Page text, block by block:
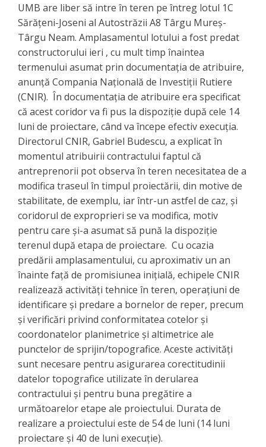
UMB are liber să intre în teren pe întreg lotul 1C
Sărățeni-Joseni al Autostrăzii A8 Târgu Mureș-
Târgu Neam. Amplasamentul lotului a fost predat
constructorului ieri , cu mult timp înaintea
termenului asumat prin documentația de atribuire,
anunță Compania Națională de Investiții Rutiere
(CNIR). În documentația de atribuire era specificat
că acest coridor va fi pus la dispoziție după cele 14
luni de proiectare, când va începe efectiv execuția.
Directorul CNIR, Gabriel Budescu, a explicat în
momentul atribuirii contractului faptul că
antreprenorii pot observa în teren necesitatea de a
modifica traseul în timpul proiectării, din motive de
stabilitate, de exemplu, iar într-un astfel de caz, și
coridorul de exproprieri se va modifica, motiv
pentru care și-a asumat să pună la dispoziție
terenul după etapa de proiectare. Cu ocazia
predării amplasamentului, cu aproximativ un an
înainte față de promisiunea inițială, echipele CNIR
realizează activități tehnice în teren, operațiuni de
identificare și predare a bornelor de reper, precum
și verificări privind conformitatea cotelor și
coordonatelor planimetrice și altimetrice ale
punctelor de sprijin/topografice. Aceste activități
sunt necesare pentru asigurarea corectitudinii
datelor topografice utilizate în derularea
contractului și pentru buna pregătire a
următoarelor etape ale proiectului. Durata de
realizare a proiectului este de 54 de luni (14 luni
proiectare și 40 de luni execuție).